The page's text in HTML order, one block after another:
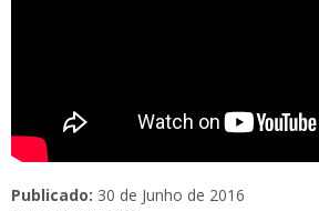
Publicado: 30 de Junho de 2016